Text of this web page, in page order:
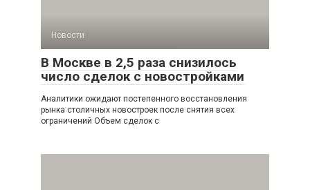
Новости
В Москве в 2,5 раза снизилось
число сделок с новостройками
Аналитики ожидают постепенного восстановления
рынка столичных новостроек после снятия всех
ограничений Объем сделок с